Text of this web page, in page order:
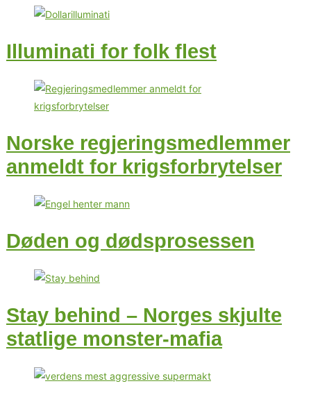
Illuminati for folk flest
Norske regjeringsmedlemmer
anmeldt for krigsforbrytelser
Døden og dødsprosessen
Stay behind – Norges skjulte
statlige monster-mafia